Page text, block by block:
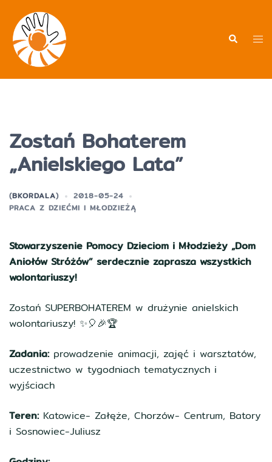
treści
Zostań Bohaterem
„Anielskiego Lata”
(BKORDALA)
2018-05-24
PRACA Z DZIEĆMI I MŁODZIEŻĄ
Stowarzyszenie Pomocy Dzieciom i Młodzieży „Dom
Aniołów Stróżów” serdecznie zaprasza wszystkich
wolontariuszy!
Zostań SUPERBOHATEREM w drużynie anielskich
wolontariuszy! ✨🎈🎉🏆
Zadania:prowadzenie animacji, zajęć i warsztatów,
uczestnictwo w tygodniach tematycznych i
wyjściach
Teren:Katowice- Załęże, Chorzów- Centrum, Batory
i Sosnowiec-Juliusz